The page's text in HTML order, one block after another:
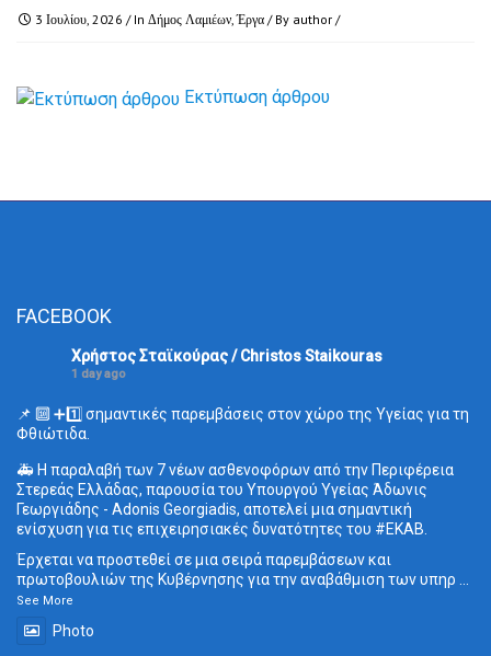
3 Ιουλίου, 2026 / In Δήμος Λαμιέων,Έργα / By author /
Εκτύπωση άρθρου
FACEBOOK
Χρήστος Σταϊκούρας / Christos Staikouras
1 day ago
📌 🔟 ➕1️⃣ σημαντικές παρεμβάσεις στον χώρο της Υγείας για τη
Φθιώτιδα.
🚑 Η παραλαβή των 7 νέων ασθενοφόρων από την Περιφέρεια
Στερεάς Ελλάδας, παρουσία του Υπουργού Υγείας Άδωνις
Γεωργιάδης - Adonis Georgiadis, αποτελεί μια σημαντική
ενίσχυση για τις επιχειρησιακές δυνατότητες του #ΕΚΑΒ
Έρχεται να προστεθεί σε μια σειρά παρεμβάσεων και
πρωτοβουλιών της Κυβέρνησης για την αναβάθμιση των υπηρ
See More
Photo